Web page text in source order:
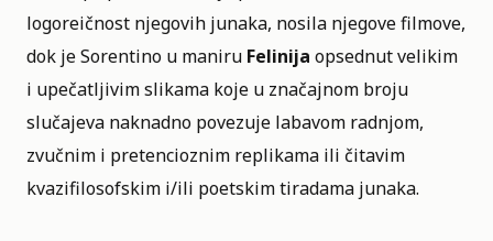
logoreičnost njegovih junaka, nosila njegove filmove,
dok je Sorentino u maniru Felinija opsednut velikim
i upečatljivim slikama koje u značajnom broju
slučajeva naknadno povezuje labavom radnjom,
zvučnim i pretencioznim replikama ili čitavim
kvazifilosofskim i/ili poetskim tiradama junaka.